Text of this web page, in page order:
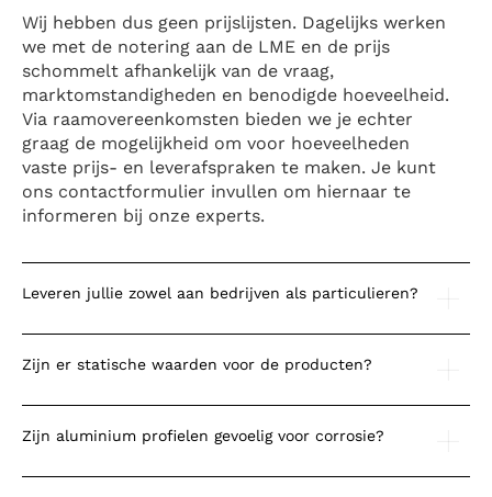
Wij hebben dus geen prijslijsten. Dagelijks werken
we met de notering aan de LME en de prijs
schommelt afhankelijk van de vraag,
marktomstandigheden en benodigde hoeveelheid.
Via raamovereenkomsten bieden we je echter
graag de mogelijkheid om voor hoeveelheden
vaste prijs- en leverafspraken te maken. Je kunt
ons contactformulier invullen om hiernaar te
informeren bij onze experts.
Leveren jullie zowel aan bedrijven als particulieren?
Zijn er statische waarden voor de producten?
Zijn aluminium profielen gevoelig voor corrosie?